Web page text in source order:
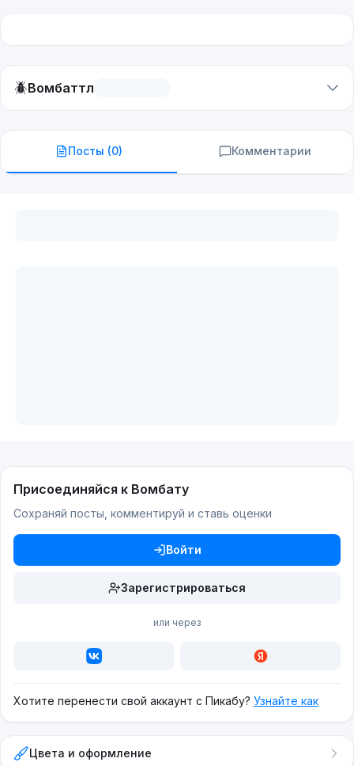
🪲Вомбаттл
Посты (0) Комментарии
Присоединяйся к Вомбату
Сохраняй посты, комментируй и ставь оценки
Войти
Зарегистрироваться
или через
Хотите перенести свой аккаунт с Пикабу? Узнайте как
Цвета и оформление